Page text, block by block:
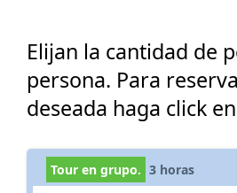
Elijan la cantidad de
persona. Para
deseada haga click en
Tour en grupo. 3 horas